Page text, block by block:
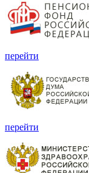
перейти
перейти